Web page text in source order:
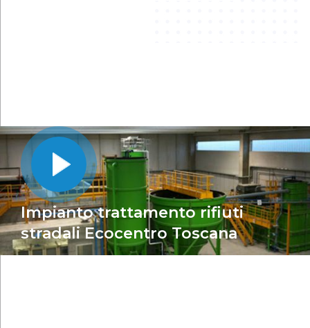
Impianto trattamento rifiuti
stradali Ecocentro Toscana